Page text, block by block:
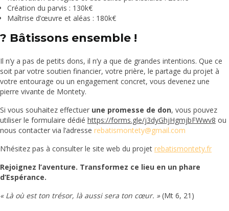
Création du parvis : 130k€
Maîtrise d’œuvre et aléas : 180k€
? Bâtissons ensemble !
Il n’y a pas de petits dons, il n’y a que de grandes intentions. Que ce
soit par votre soutien financier, votre prière, le partage du projet à
votre entourage ou un engagement concret, vous devenez une
pierre vivante de Montety.
Si vous souhaitez effectuer une promesse de don, vous pouvez
utiliser le formulaire dédié https://forms.gle/j3dyGhjHgmjbFWwv8 ou
nous contacter via l’adresse rebatismontety@gmail.com
N’hésitez pas à consulter le site web du projet rebatismontety.fr
Rejoignez l’aventure. Transformez ce lieu en un phare
d’Espérance.
« Là où est ton trésor, là aussi sera ton cœur. »(Mt 6, 21)